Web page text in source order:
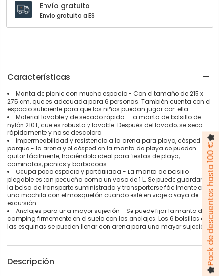
Envío gratuito
Envío gratuito a ES
Características
Manta de picnic con mucho espacio - Con el tamaño de 215 x
275 cm, que es adecuada para 6 personas. También cuenta con el
espacio suficiente para que los niños puedan jugar con ella
Material lavable y de secado rápido - La manta de bolsillo de
nylón 210T, que es robusta y lavable. Después del lavado, se seca
rápidamente y no se descolora
Impermeabilidad y resistencia a la arena para playa, césped y
parque - la arena y el césped en la manta de playa se pueden
quitar fácilmente, haciéndolo ideal para fiestas de playa,
caminatas, picnics y barbacoas.
Ocupa poco espacio y portátilidad - La manta de bolsillo
plegable es tan pequeña como un vaso de 1 L. Se puede guardar en
la bolsa de transporte suministrada y transportarse fácilmente en
una mochila con el mosquetón cuando esté en viaje o vaya de
excursión
Anclajes para una mayor sujeción - Se puede fijar la manta de
camping firmemente en el suelo con los anclajes. Los 6 bolsillos de
las esquinas se pueden llenar con arena para una mayor sujeción
Descripción Pack de descuentos hasta 100 €